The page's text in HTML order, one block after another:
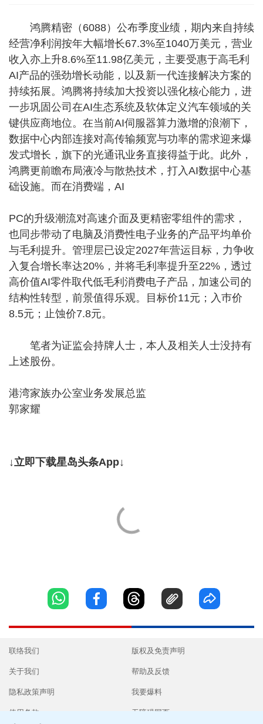
鸿腾精密（6088）公布季度业绩，期内来自持续
经营净利润按年大幅增长67.3%至1040万美元，营业
收入亦上升8.6%至11.98亿美元，主要受惠于高毛利
AI产品的强劲增长动能，以及新一代连接解决方案的
持续拓展。鸿腾将持续加大投资以强化核心能力，进
一步巩固公司在AI生态系统及软体定义汽车领域的关
键供应商地位。在当前AI伺服器算力激增的浪潮下，
数据中心内部连接对高传输频宽与功率的需求迎来爆
发式增长，旗下的光通讯业务直接得益于此。此外，
鸿腾更前瞻布局液冷与散热技术，打入AI数据中心基
础设施。而在消费端，AI
PC的升级潮流对高速介面及更精密零组件的需求，
也同步带动了电脑及消费性电子业务的产品平均单价
与毛利提升。管理层已设定2027年营运目标，力争收
入复合增长率达20%，并将毛利率提升至22%，透过
高价值AI零件取代低毛利消费电子产品，加速公司的
结构性转型，前景值得乐观。目标价11元；入巿价
8.5元；止蚀价7.8元。
笔者为证监会持牌人士，本人及相关人士没持有
上述股份。
港湾家族办公室业务发展总监
郭家耀
↓立即下载星岛头条App↓
联络我们
关于我们
隐私政策声明
使用条款
版权及免责声明
帮助及反馈
我要爆料
无障碍网页